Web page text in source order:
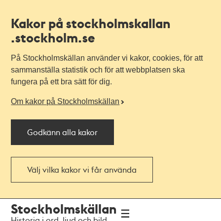
Kakor på stockholmskallan
.stockholm.se
På Stockholmskällan använder vi kakor, cookies, för att
sammanställa statistik och för att webbplatsen ska
fungera på ett bra sätt för dig.
Om kakor på Stockholmskällan
Godkänn alla kakor
Välj vilka kakor vi får använda
navigationen
huvudinnehållet
Stockholmskällan